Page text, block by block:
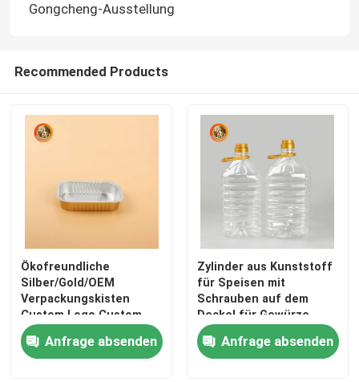
Gongcheng-Ausstellung
Recommended Products
Ökofreundliche
Silber/Gold/OEM
Verpackungskisten
Custom Logo Custom
Rechteckige/Runde
FormAnfrage absenden
Zylinder aus Kunststoff
für Speisen mit
Schrauben auf dem
Deckel für Gewürze
Anfrage absenden